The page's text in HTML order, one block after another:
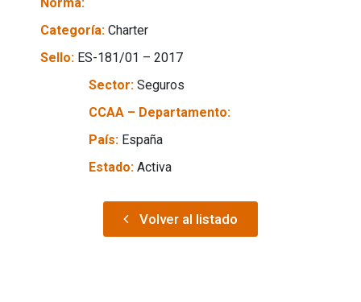
Categoría: Charter
Sello: ES-181/01 – 2017
Sector: Seguros
CCAA – Departamento:
País: España
Estado: Activa
Volver al listado